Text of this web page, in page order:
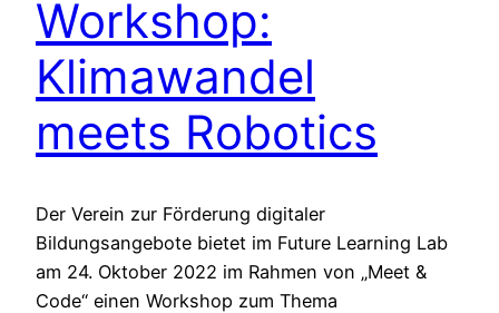
Workshop:
Klimawandel
meets Robotics
Der Verein zur Förderung digitaler
Bildungsangebote bietet im Future Learning Lab
am 24. Oktober 2022 im Rahmen von „Meet &
Code“ einen Workshop zum Thema